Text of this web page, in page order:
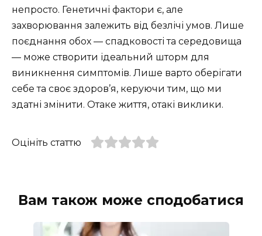
непросто. Генетичні фактори є, але
захворювання залежить від безлічі умов. Лише
поєднання обох — спадковості та середовища
— може створити ідеальний шторм для
виникнення симптомів. Лише варто оберігати
себе та своє здоров’я, керуючи тим, що ми
здатні змінити. Отаке життя, отакі виклики.
Оцініть статтю
Вам також може сподобатися